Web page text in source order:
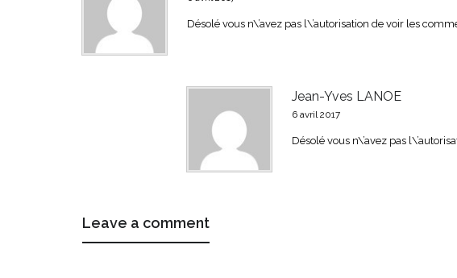
Désolé vous n\’avez pas l\’autorisation de voir les
Jean-Yves LANOE
6 avril 2017
Désolé vous n\’avez pas
Leave a comment